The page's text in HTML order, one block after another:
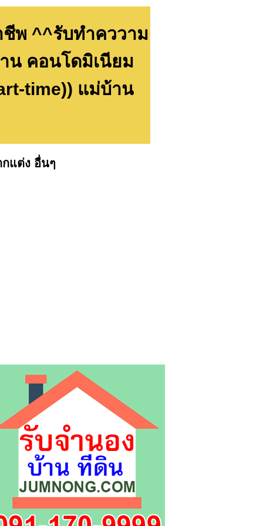
พ ^^รับทำคววาม
น คอนโดมิเนียม
time)) แม่บ้าน
แต่ง อื่นๆ